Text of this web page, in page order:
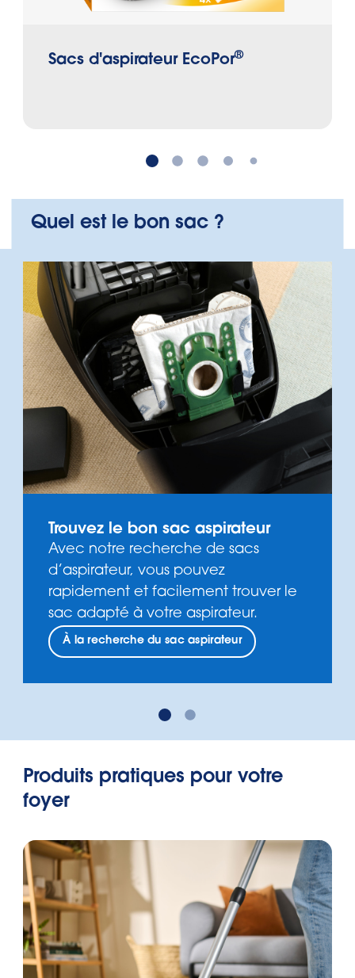
Sacs d'aspirateur EcoPor®
Quel est le bon sac ?
Trouvez le bon sac aspirateur
Avec notre recherche de sacs
d’aspirateur, vous pouvez
rapidement et facilement trouver le
sac adapté à votre aspirateur.
À la recherche du sac aspirateur
Produits pratiques pour votre
foyer